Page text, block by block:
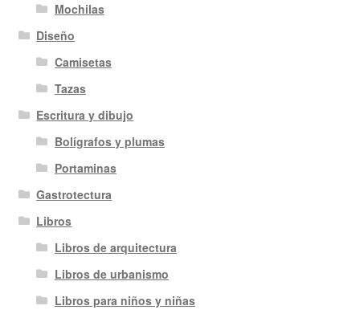
Mochilas
Diseño
Camisetas
Tazas
Escritura y dibujo
Bolígrafos y plumas
Portaminas
Gastrotectura
Libros
Libros de arquitectura
Libros de urbanismo
Libros para niños y niñas